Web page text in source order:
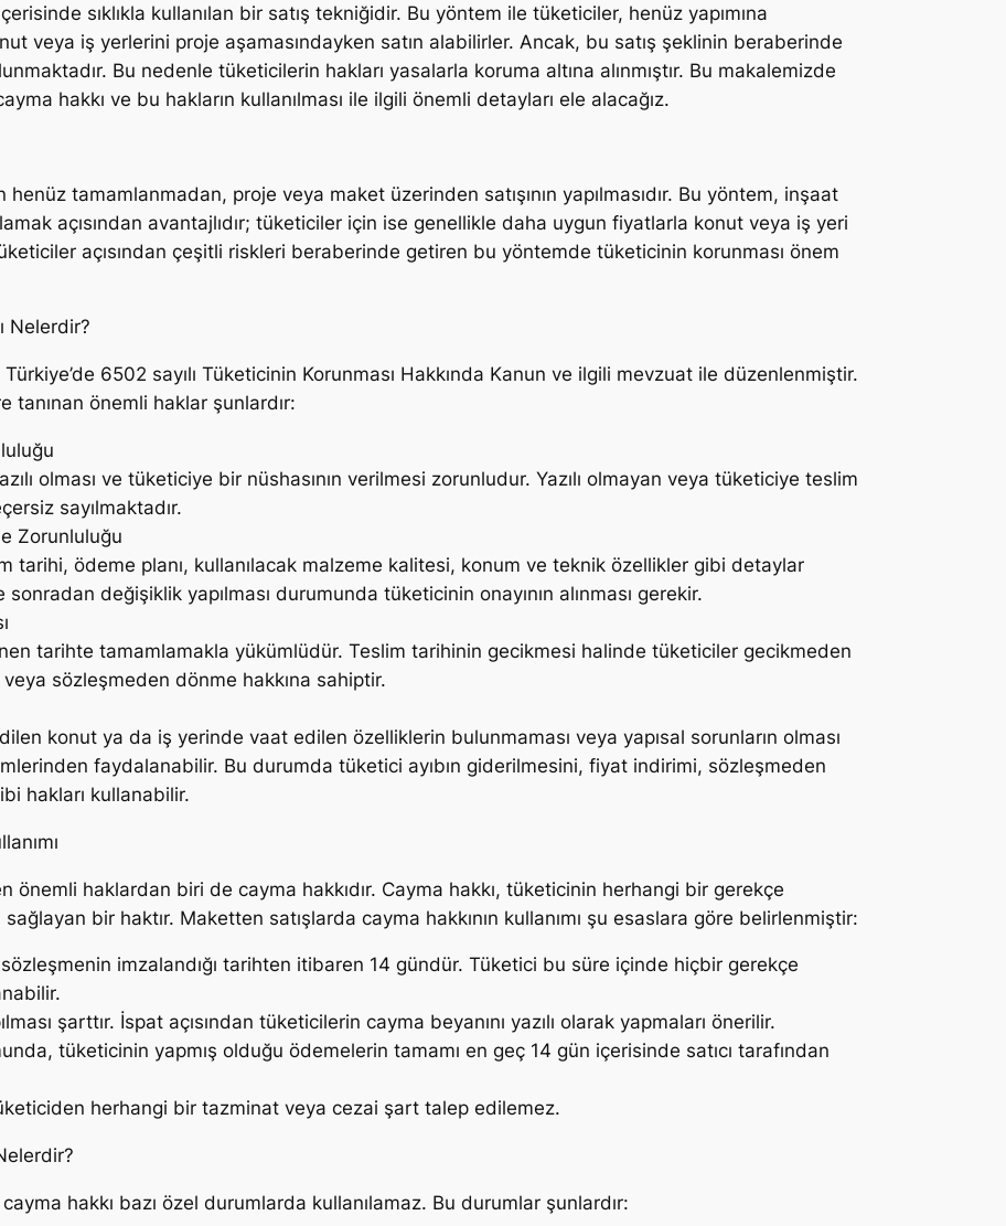
sıklıkla kullanılan bir satış tekniğidir. Bu yöntem ile tüketiciler, henüz yapımına
veya iş yerlerini proje aşamasındayken satın alabilirler. Ancak, bu satış şeklinin beraberinde
Bu nedenle tüketicilerin hakları yasalarla koruma altına alınmıştır. Bu makalemizde
hakkı ve bu hakların kullanılması ile ilgili önemli detayları ele alacağız.
tamamlanmadan, proje veya maket üzerinden satışının yapılmasıdır. Bu yöntem, inşaat
açısından avantajlıdır; tüketiciler için ise genellikle daha uygun fiyatlarla konut veya iş yeri
açısından çeşitli riskleri beraberinde getiren bu yöntemde tüketicinin korunması önem
Nelerdir?
6502 sayılı Tüketicinin Korunması Hakkında Kanun ve ilgili mevzuat ile düzenlenmiştir.
tanınan önemli haklar şunlardır:
olması ve tüketiciye bir nüshasının verilmesi zorunludur. Yazılı olmayan veya tüketiciye teslim
sayılmaktadır.
Zorunluluğu
tarihi, ödeme planı, kullanılacak malzeme kalitesi, konum ve teknik özellikler gibi detaylar
değişiklik yapılması durumunda tüketicinin onayının alınması gerekir.
tarihte tamamlamakla yükümlüdür. Teslim tarihinin gecikmesi halinde tüketiciler gecikmeden
sözleşmeden dönme hakkına sahiptir.
konut ya da iş yerinde vaat edilen özelliklerin bulunmaması veya yapısal sorunların olması
faydalanabilir. Bu durumda tüketici ayıbın giderilmesini, fiyat indirimi, sözleşmeden
hakları kullanabilir.
önemli haklardan biri de cayma hakkıdır. Cayma hakkı, tüketicinin herhangi bir gerekçe
bir haktır. Maketten satışlarda cayma hakkının kullanımı şu esaslara göre belirlenmiştir:
imzalandığı tarihten itibaren 14 gündür. Tüketici bu süre içinde hiçbir gerekçe
şarttır. İspat açısından tüketicilerin cayma beyanını yazılı olarak yapmaları önerilir.
tüketicinin yapmış olduğu ödemelerin tamamı en geç 14 gün içerisinde satıcı tarafından
herhangi bir tazminat veya cezai şart talep edilemez.
hakkı bazı özel durumlarda kullanılamaz. Bu durumlar şunlardır: